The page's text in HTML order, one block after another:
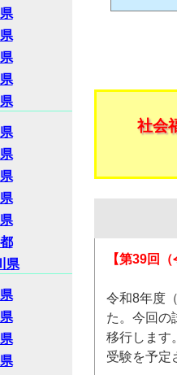
社会
【第39回
令和8年度
た。今回の
移行します。
受験を予定
県